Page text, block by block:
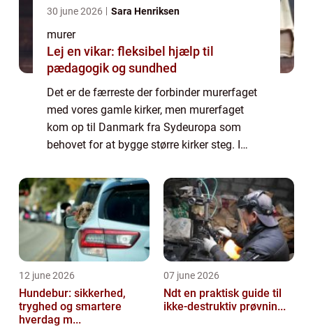
30 june 2026 Sara Henriksen
murer
Lej en vikar: fleksibel hjælp til
pædagogik og sundhed
Det er de færreste der forbinder murerfaget
med vores gamle kirker, men murerfaget
kom op til Danmark fra Sydeuropa som
behovet for at bygge større kirker steg. I
side om side, men som efterspørgselen efter
mur...
12 june 2026
Hundebur: sikkerhed,
tryghed og smartere
hverdag m...
07 june 2026
Ndt en praktisk guide til
ikke-destruktiv prøvnin...